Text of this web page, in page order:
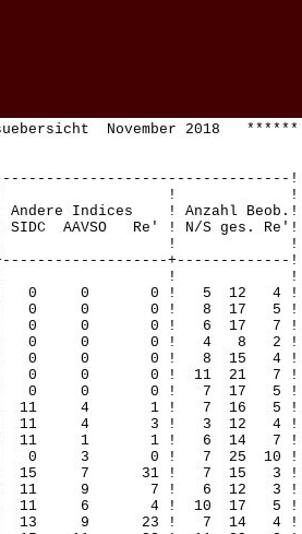
November 2018 ******
!
! !
Indices ! Anzahl Beob.!
AAVSO Re' ! N/S ges. Re'!
! !
+-------------!
! !
! 0 0 0 ! 5 12 4 !
! 0 0 0 ! 8 17 5 !
! 0 0 0 ! 6 17 7 !
! 0 0 0 ! 4 8 2 !
! 0 0 0 ! 8 15 4 !
0 0 0 ! 11 21 7 !
! 0 0 0 ! 7 17 5 !
11 4 1 ! 7 16 5 !
11 4 3 ! 3 12 4 !
! 11 1 1 ! 6 14 7 !
! 0 3 0 ! 7 25 10 !
15 7 31 ! 7 15 3 !
! 11 9 7 ! 6 12 3 !
11 6 4 ! 10 17 5 !
! 13 9 23 ! 7 14 4 !